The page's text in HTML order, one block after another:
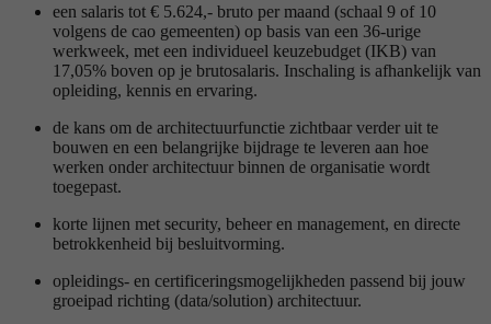
een salaris tot € 5.624,- bruto per maand (schaal 9 of 10
volgens de cao gemeenten) op basis van een 36-urige
werkweek, met een individueel keuzebudget (IKB) van
17,05% boven op je brutosalaris. Inschaling is afhankelijk van
opleiding, kennis en ervaring.
de kans om de architectuurfunctie zichtbaar verder uit te
bouwen en een belangrijke bijdrage te leveren aan hoe
werken onder architectuur binnen de organisatie wordt
toegepast.
korte lijnen met security, beheer en management, en directe
betrokkenheid bij besluitvorming.
opleidings- en certificeringsmogelijkheden passend bij jouw
groeipad richting (data/solution) architectuur.